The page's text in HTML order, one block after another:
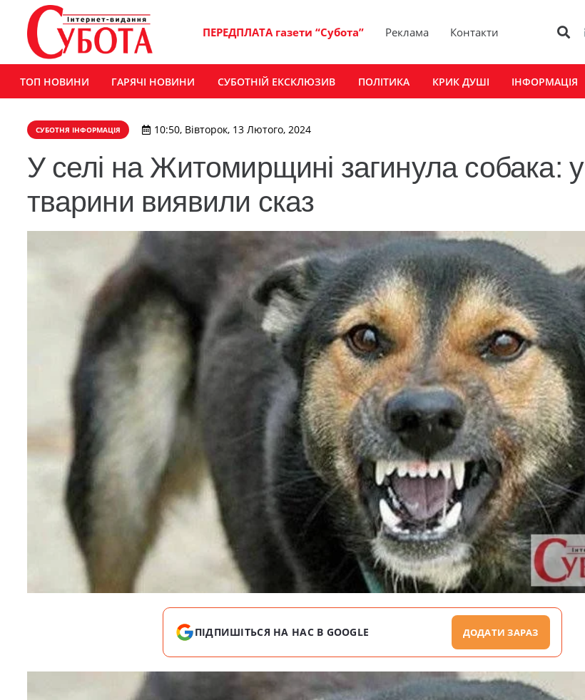
ПЕРЕДПЛАТА газети “Субота” Реклама Контакти
ТОП НОВИНИ ГАРЯЧІ НОВИНИ СУБОТНІЙ ЕКСКЛЮЗИВ ПОЛІТИКА КРИК ДУШІ ІНФОРМАЦІЯ
СУБОТНЯ ІНФОРМАЦІЯ 10:50, Вівторок, 13 Лютого, 2024
У селі на Житомирщині загинула собака: у
тварини виявили сказ
ПІДПИШІТЬСЯ НА НАС В GOOGLE ДОДАТИ ЗАРАЗ